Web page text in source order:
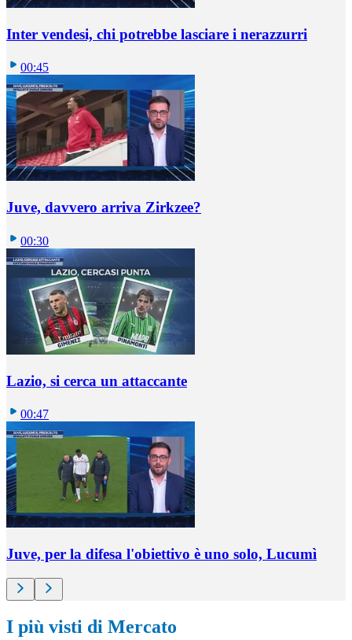
Inter vendesi, chi potrebbe lasciare i nerazzurri
00:45
Juve, davvero arriva Zirkzee?
00:30
Lazio, si cerca un attaccante
00:47
Juve, per la difesa l'obiettivo è uno solo, Lucumì
I più visti di Mercato